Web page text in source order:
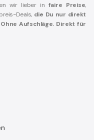
wir lieber in faire Preise,
Deals, die Du nur direkt
Aufschläge. Direkt für